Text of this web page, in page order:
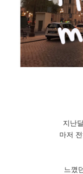
지난
마저
느꼈